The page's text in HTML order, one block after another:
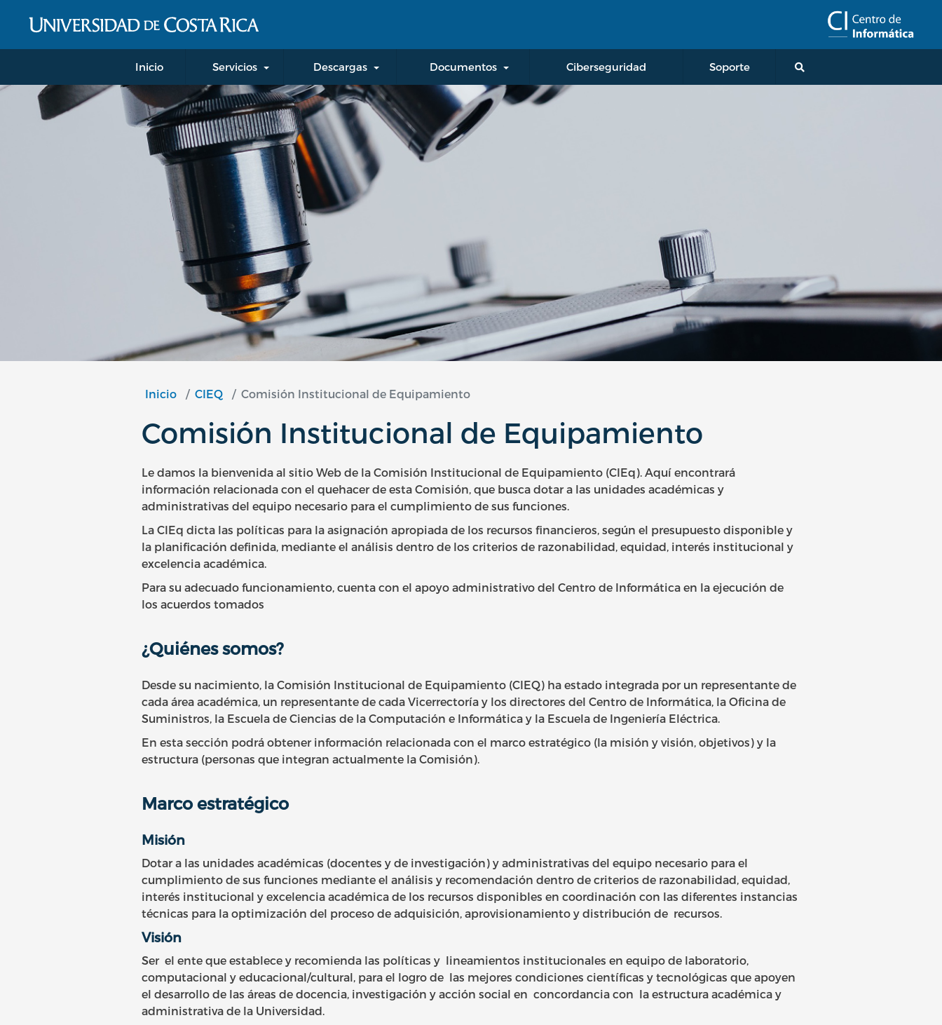
Inicio Servicios Descargas Documentos Ciberseguridad Soporte
Inicio CIEQ Comisión Institucional de Equipamiento
Comisión Institucional de Equipamiento
Le damos la bienvenida al sitio Web de la Comisión Institucional de Equipamiento (CIEq). Aquí encontrará
información relacionada con el quehacer de esta Comisión, que busca dotar a las unidades académicas y
administrativas del equipo necesario para el cumplimiento de sus funciones.
La CIEq dicta las políticas para la asignación apropiada de los recursos financieros, según el presupuesto disponible y
la planificación definida, mediante el análisis dentro de los criterios de razonabilidad, equidad, interés institucional y
excelencia académica.
Para su adecuado funcionamiento, cuenta con el apoyo administrativo del Centro de Informática en la ejecución de
los acuerdos tomados
¿Quiénes somos?
Desde su nacimiento, la Comisión Institucional de Equipamiento (CIEQ) ha estado integrada por un representante de
cada área académica, un representante de cada Vicerrectoría y los directores del Centro de Informática, la Oficina de
Suministros, la Escuela de Ciencias de la Computación e Informática y la Escuela de Ingeniería Eléctrica.
En esta sección podrá obtener información relacionada con el marco estratégico (la misión y visión, objetivos) y la
estructura (personas que integran actualmente la Comisión).
Marco estratégico
Misión
Dotar a las unidades académicas (docentes y de investigación) y administrativas del equipo necesario para el
cumplimiento de sus funciones mediante el análisis y recomendación dentro de criterios de razonabilidad, equidad,
interés institucional y excelencia académica de los recursos disponibles en coordinación con las diferentes instancias
técnicas para la optimización del proceso de adquisición, aprovisionamiento y distribución de recursos.
Visión
Ser el ente que establece y recomienda las políticas y lineamientos institucionales en equipo de laboratorio,
computacional y educacional/cultural, para el logro de las mejores condiciones científicas y tecnológicas que apoyen
el desarrollo de las áreas de docencia, investigación y acción social en concordancia con la estructura académica y
administrativa de la Universidad.